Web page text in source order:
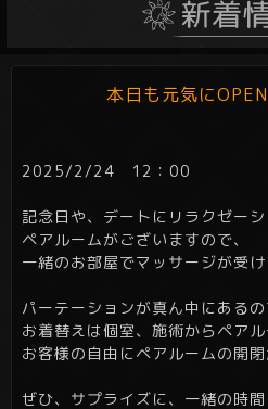
本日も元気に
2025/2/24 12：00
記念日や、デートにリラクゼーシ
ペアルームがございますので、
一緒のお部屋でマッサージが受け
パーテーションが真ん中にあるの
お着替えは個室、施術からペアル
お客様の自由にペアルームの開閉
ぜひ、サプライズに、一緒の時間